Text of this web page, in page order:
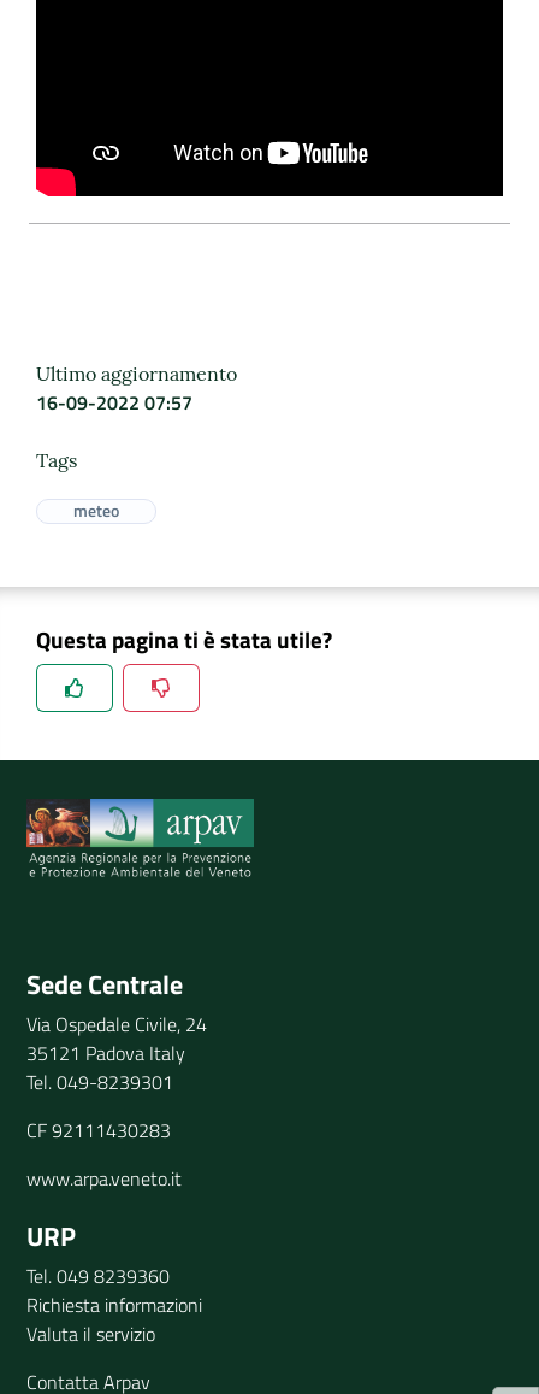
Ultimo aggiornamento
16-09-2022 07:57
Tags
meteo
Questa pagina ti è stata utile?
Spiegaci perchè, e aiutaci a migliorare il servizio
Sede Centrale
Via Ospedale Civile, 24
35121 Padova Italy
Tel. 049-8239301
CF 92111430283
www.arpa.veneto.it
URP
Tel. 049 8239360
Richiesta informazioni
Valuta il servizio
Contatta Arpav